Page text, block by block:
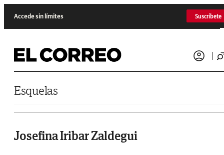
Accede sin límites Suscríbete
Esquelas
Josefina Iribar Zaldegui